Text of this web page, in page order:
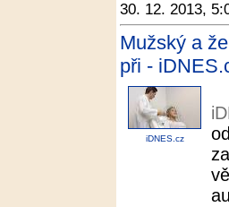
30. 12. 2013,
Mužský a
při -
iDNES.cz